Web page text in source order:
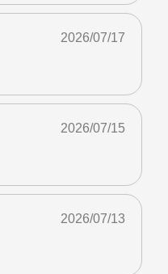
2026/07/17
2026/07/15
2026/07/13